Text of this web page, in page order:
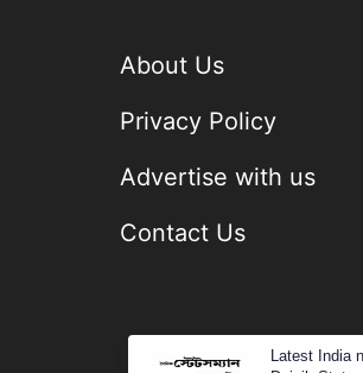
About Us
Privacy Policy
Advertise with us
Contact Us
Latest India